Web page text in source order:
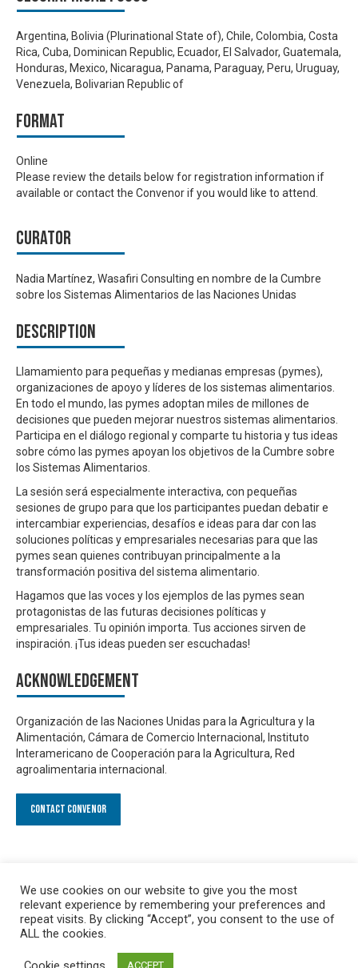
Argentina, Bolivia (Plurinational State of), Chile, Colombia, Costa
Rica, Cuba, Dominican Republic, Ecuador, El Salvador, Guatemala,
Honduras, Mexico, Nicaragua, Panama, Paraguay, Peru, Uruguay,
Venezuela, Bolivarian Republic of
Format
Online
Please review the details below for registration information if
available or contact the Convenor if you would like to attend.
Curator
Nadia Martínez, Wasafiri Consulting en nombre de la Cumbre
sobre los Sistemas Alimentarios de las Naciones Unidas
Description
Llamamiento para pequeñas y medianas empresas (pymes),
organizaciones de apoyo y líderes de los sistemas alimentarios.
En todo el mundo, las pymes adoptan miles de millones de
decisiones que pueden mejorar nuestros sistemas alimentarios.
Participa en el diálogo regional y comparte tu historia y tus ideas
sobre cómo las pymes apoyan los objetivos de la Cumbre sobre
los Sistemas Alimentarios.
La sesión será especialmente interactiva, con pequeñas
sesiones de grupo para que los participantes puedan debatir e
intercambiar experiencias, desafíos e ideas para dar con las
soluciones políticas y empresariales necesarias para que las
pymes sean quienes contribuyan principalmente a la
transformación positiva del sistema alimentario.
Hagamos que las voces y los ejemplos de las pymes sean
protagonistas de las futuras decisiones políticas y
empresariales. Tu opinión importa. Tus acciones sirven de
inspiración. ¡Tus ideas pueden ser escuchadas!
Acknowledgement
Organización de las Naciones Unidas para la Agricultura y la
Alimentación, Cámara de Comercio Internacional, Instituto
Interamericano de Cooperación para la Agricultura, Red
agroalimentaria internacional.
Contact Convenor
We use cookies on our website to give you the most
relevant experience by remembering your preferences and
repeat visits. By clicking “Accept”, you consent to the use of
ALL the cookies.
ACCEPT